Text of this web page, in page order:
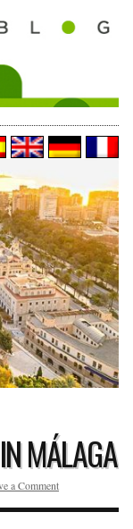
MÁLAGA
a Comment